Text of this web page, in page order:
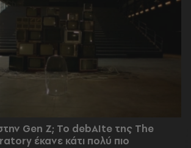
Gen Z; Το debAIte της The
έκανε κάτι πολύ πιο